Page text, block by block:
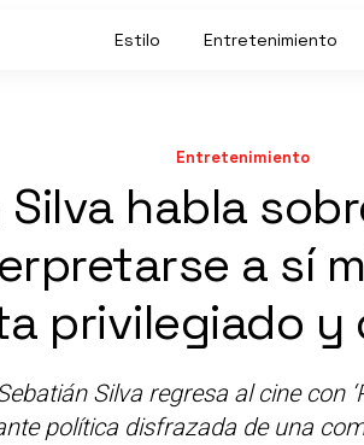
Estilo Entretenimiento
Entretenimiento
habla
a sí
privilegiado y
Silva regresa al cine con
política disfrazada de una